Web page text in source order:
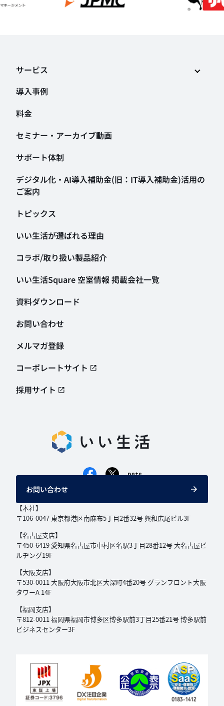
【本社】
〒106-0047 東京都港区南麻布5丁目2番32号興和広尾ビル3F
【名古屋支店】
〒450-6419 愛知県名古屋市中村区名駅3丁目28番12号 大名古屋ビ
ルヂング19F
【大阪支店】
〒530-0011 大阪府大阪市北区大深町4番20号 グランフロント大阪
タワーA 14F
【福岡支店】
〒812-0011 福岡県福岡市博多区博多駅前3丁目25番21号 博多駅前
ビジネスセンター3F
お問い合わせ
導入事例
料金
セミナー・アーカイブ動画
サポート体制
デジタル化・AI導入補助金(旧：IT導入補助金)活用の
ご案内
トピックス
いい生活が選ばれる理由
コラボ/取り扱い製品紹介
いい生活Square 空室情報掲載会社一覧
資料ダウンロード
お問い合わせ
メルマガ登録
コーポレートサイト
採用サイト
サービス